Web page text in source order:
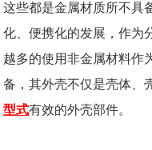
这些都是金属材质所不具
化、便携化的发展，作为
越多的使用非金属材料作
备，其外壳不仅是壳体、
型式有效的外壳部件。